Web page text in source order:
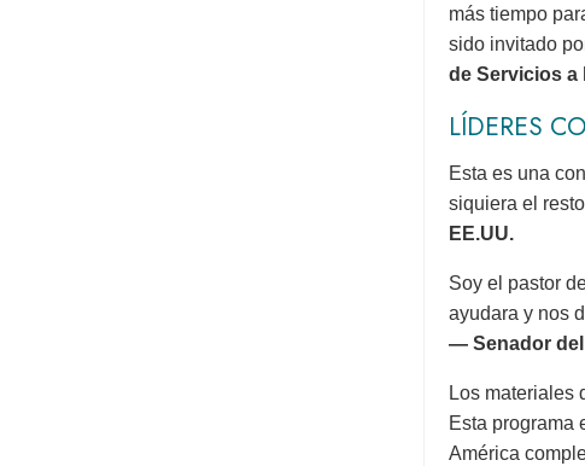
más tiempo
sido invitado
de Servicios a
LÍDERES
Esta es una
siquiera el
EE.UU.
Soy el pastor
ayudara y nos
— Senador del
Los materiales
Esta programa
América